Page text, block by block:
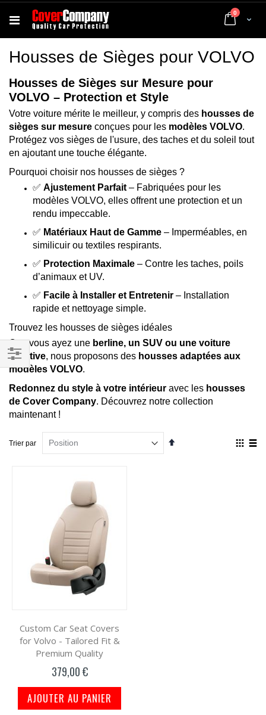
Cart
0 articles
Housses de Sièges pour VOLVO
Housses de Sièges sur Mesure pour
VOLVO – Protection et Style
Votre voiture mérite le meilleur, y compris des housses de
sièges sur mesure conçues pour les modèles VOLVO.
Protégez vos sièges de l'usure, des taches et du soleil tout
en ajoutant une touche élégante.
Pourquoi choisir nos housses de sièges ?
✅ Ajustement Parfait – Fabriquées pour les
modèles VOLVO, elles offrent une protection et un
rendu impeccable.
✅ Matériaux Haut de Gamme – Imperméables, en
similicuir ou textiles respirants.
✅ Protection Maximale – Contre les taches, poils
d’animaux et UV.
✅ Facile à Installer et Entretenir – Installation
rapide et nettoyage simple.
Trouvez les housses de sièges idéales
Que vous ayez une berline, un SUV ou une voiture
sportive, nous proposons des housses adaptées aux
modèles VOLVO.
Redonnez du style à votre intérieur avec les housses
de Cover Company. Découvrez notre collection
maintenant !
Trier par
Par
Custom Car Seat Covers
for Volvo - Tailored Fit &
Premium Quality
379,00 €
AJOUTER AU PANIER
Filtrer
par